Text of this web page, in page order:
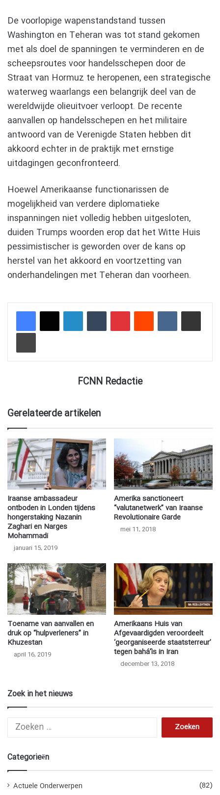
De voorlopige wapenstandstand tussen
Washington en Teheran was tot stand gekomen
met als doel de spanningen te verminderen en de
scheepsroutes voor handelsschepen door de
Straat van Hormuz te heropenen, een strategische
waterweg waarlangs een belangrijk deel van de
wereldwijde olieuitvoer verloopt. De recente
aanvallen op handelsschepen en het militaire
antwoord van de Verenigde Staten hebben dit
akkoord echter in de praktijk met ernstige
uitdagingen geconfronteerd.
Hoewel Amerikaanse functionarissen de
mogelijkheid van verdere diplomatieke
inspanningen niet volledig hebben uitgesloten,
duiden Trumps woorden erop dat het Witte Huis
pessimistischer is geworden over de kans op
herstel van het akkoord en voortzetting van
onderhandelingen met Teheran dan voorheen.
LinkedInTumblrPinterestReddit VKontakteDelen via e-mail
Afdrukken
FCNN Redactie
Gerelateerde artikelen
Iraanse ambassadeur
ontboden in Londen tijdens
hongerstaking Nazanin
Zaghari en Narges
Mohammadi
januari 15, 2019
Amerika sanctioneert
“valutanetwerk” van Iraanse
Revolutionaire Garde
mei 11, 2018
Toename van aanvallen en
druk op “hulpverleners” in
Khuzestan
april 16, 2019
Amerikaans Huis van
Afgevaardigden veroordeelt
‘georganiseerde staatsterreur’
tegen bahá’ís in Iran
december 13, 2018
Zoek in het nieuws
Zoeken
Categorieën
Actuele Onderwerpen
(82)